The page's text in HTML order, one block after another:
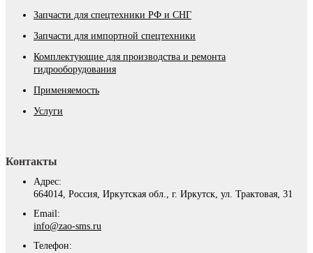
Запчасти для спецтехники РФ и СНГ
Запчасти для импортной спецтехники
Комплектующие для производства и ремонта
гидрооборудования
Применяемость
Услуги
Контакты
Адрес:
664014, Россия, Иркутская обл., г. Иркутск, ул. Трактовая, 31
Email:
info@zao-sms.ru
Телефон: